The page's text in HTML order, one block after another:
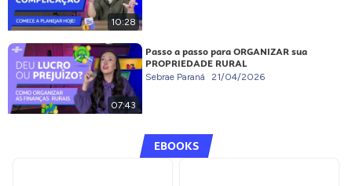
10:28
07:43
Passo a passo para ORGANIZAR sua
PROPRIEDADE RURAL
Sebrae Paraná 21/04/2026
EBOOKS